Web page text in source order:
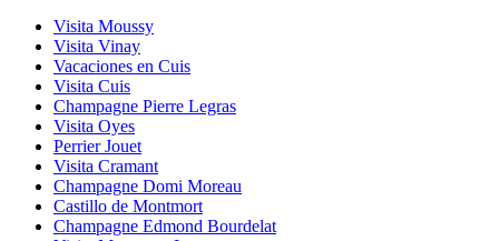
Visita Moussy
Visita Vinay
Vacaciones en Cuis
Visita Cuis
Champagne Pierre Legras
Visita Oyes
Perrier Jouet
Visita Cramant
Champagne Domi Moreau
Castillo de Montmort
Champagne Edmond Bourdelat